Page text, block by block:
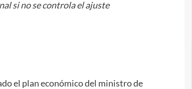
si no se controla el ajuste
el plan económico del ministro de